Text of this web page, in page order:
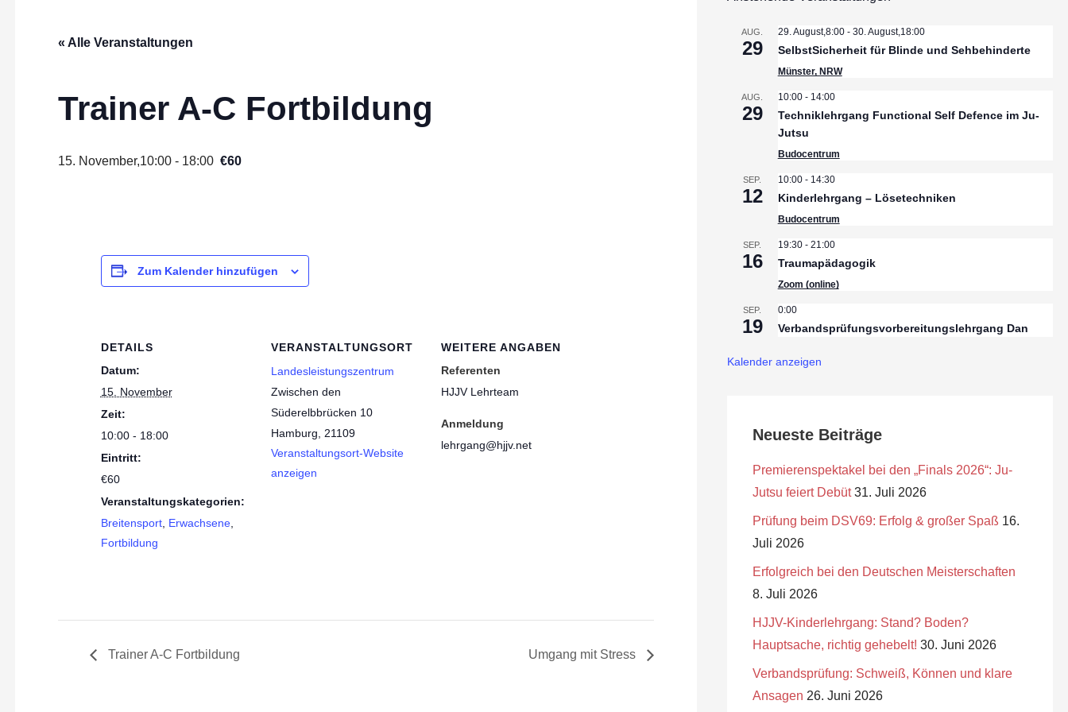
« Alle Veranstaltungen
Trainer A-C Fortbildung
15. November,10:00- 18:00 €60
Zum Kalender hinzufügen
DETAILS
Datum:
15. November
Zeit:
10:00 - 18:00
Eintritt:
€60
Veranstaltungskategorien:
Breitensport, Erwachsene,
Fortbildung
VERANSTALTUNGSORT
Landesleistungszentrum
Zwischen den
Süderelbbrücken 10
Hamburg
21109
Veranstaltungsort-Website
anzeigen
WEITERE ANGABEN
Referenten
HJJV Lehrteam
Anmeldung
lehrgang@hjjv.net
Trainer A-C Fortbildung Umgang mit Stress
AUG.
29
29. August,8:00- 30. August,18:00
SelbstSicherheit für Blinde und Sehbehinderte
Münster, NRW
AUG.
29
10:00- 14:00
Techniklehrgang Functional Self Defence im Ju-
Jutsu
Budocentrum
SEP.
12
10:00- 14:30
Kinderlehrgang – Lösetechniken
Budocentrum
SEP.
16
19:30- 21:00
Traumapädagogik
Zoom (online)
SEP.
19
0:00
Verbandsprüfungsvorbereitungslehrgang Dan
Kalender anzeigen
Neueste Beiträge
Premierenspektakel bei den „Finals 2026“: Ju-
Jutsu feiert Debüt 31. Juli 2026
Prüfung beim DSV69: Erfolg & großer Spaß 16.
Juli 2026
Erfolgreich bei den Deutschen Meisterschaften
8. Juli 2026
HJJV-Kinderlehrgang: Stand? Boden?
Hauptsache, richtig gehebelt! 30. Juni 2026
Verbandsprüfung: Schweiß, Können und klare
Ansagen 26. Juni 2026